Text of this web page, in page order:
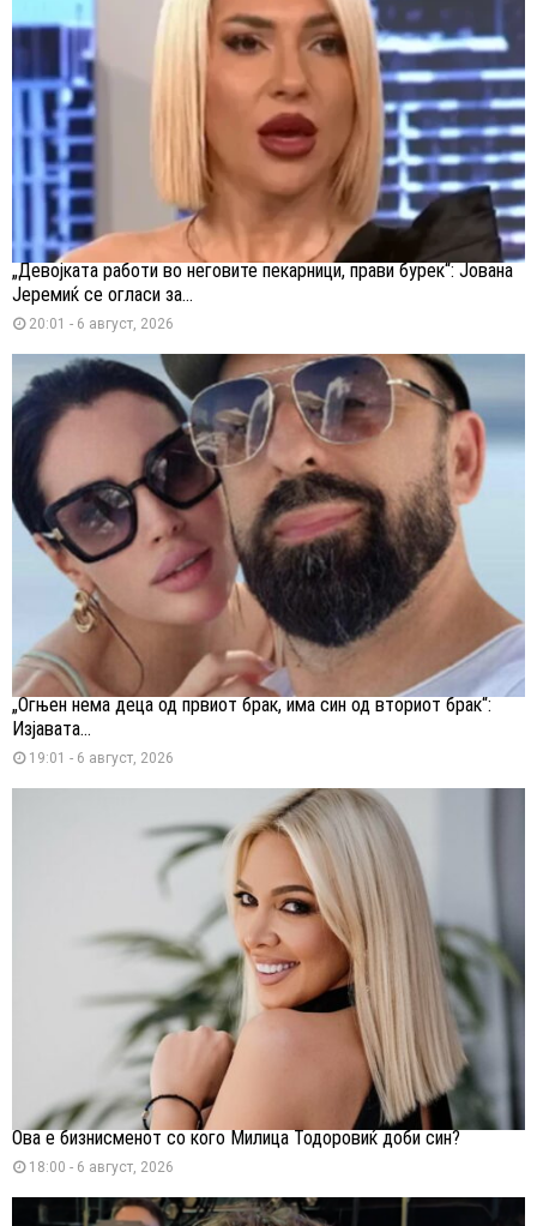
„Девојката работи во неговите пекарници, прави бурек“: Јована
Јеремиќ се огласи за...
20:01 - 6 август, 2026
„Огњен нема деца од првиот брак, има син од вториот брак“:
Изјавата...
19:01 - 6 август, 2026
Ова е бизнисменот со кого Милица Тодоровиќ доби син?
18:00 - 6 август, 2026